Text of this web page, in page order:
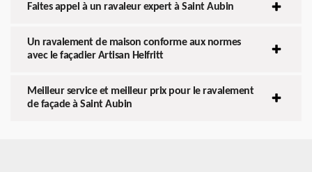
Faites appel à un ravaleur expert à Saint Aubin
Un ravalement de maison conforme aux normes
avec le façadier Artisan Helfritt
Meilleur service et meilleur prix pour le ravalement
de façade à Saint Aubin